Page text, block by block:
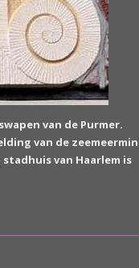
van de Purmer.
van de zeemeermin
van Haarlem is